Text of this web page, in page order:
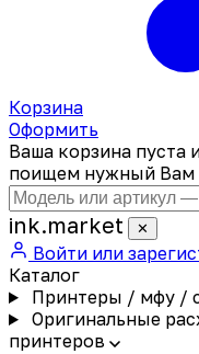
Корзина
Оформить
Ваша корзина пуста
поищем нужный Вам
ink.market ✕
Войти или
Каталог
Принтеры / мфу /
Оригинальные
принтеров